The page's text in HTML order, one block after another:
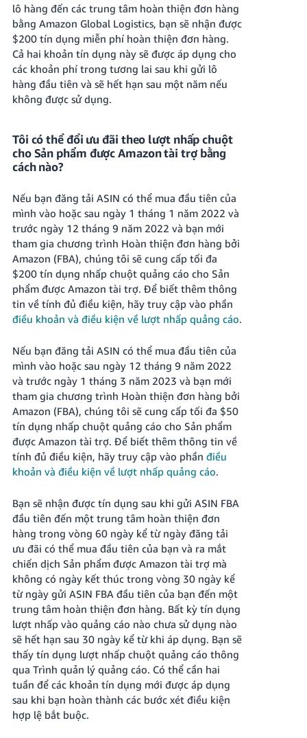
lô hàng đến các trung tâm hoàn thiện đơn hàng
bằng Amazon Global Logistics, bạn sẽ nhận được
$200 tín dụng miễn phí hoàn thiện đơn hàng.
Cả hai khoản tín dụng này sẽ được áp dụng cho
các khoản phí trong tương lai sau khi gửi lô
hàng đầu tiên và sẽ hết hạn sau một năm nếu
không được sử dụng.
Tôi có thể đổi ưu đãi theo lượt nhấp chuột
cho Sản phẩm được Amazon tài trợ bằng
cách nào?
Nếu bạn đăng tải ASIN có thể mua đầu tiên của
mình vào hoặc sau ngày 1 tháng 1 năm 2022 và
trước ngày 12 tháng 9 năm 2022 và bạn mới
tham gia chương trình Hoàn thiện đơn hàng bởi
Amazon (FBA), chúng tôi sẽ cung cấp tối đa
$200 tín dụng nhấp chuột quảng cáo cho Sản
phẩm được Amazon tài trợ. Để biết thêm thông
tin về tính đủ điều kiện, hãy truy cập vào phần
điều khoản và điều kiện về lượt nhấp quảng cáo.
Nếu bạn đăng tải ASIN có thể mua đầu tiên của
mình vào hoặc sau ngày 12 tháng 9 năm 2022
và trước ngày 1 tháng 3 năm 2023 và bạn mới
tham gia chương trình Hoàn thiện đơn hàng bởi
Amazon (FBA), chúng tôi sẽ cung cấp tối đa $50
tín dụng nhấp chuột quảng cáo cho Sản phẩm
được Amazon tài trợ. Để biết thêm thông tin về
tính đủ điều kiện, hãy truy cập vào phần điều
khoản và điều kiện về lượt nhấp quảng cáo.
Bạn sẽ nhận được tín dụng sau khi gửi ASIN FBA
đầu tiên đến một trung tâm hoàn thiện đơn
hàng trong vòng 60 ngày kể từ ngày đăng tải
ưu đãi có thể mua đầu tiên của bạn và ra mắt
chiến dịch Sản phẩm được Amazon tài trợ mà
không có ngày kết thúc trong vòng 30 ngày kể
từ ngày gửi ASIN FBA đầu tiên của bạn đến một
trung tâm hoàn thiện đơn hàng. Bất kỳ tín dụng
lượt nhấp vào quảng cáo nào chưa sử dụng nào
sẽ hết hạn sau 30 ngày kể từ khi áp dụng. Bạn sẽ
thấy tín dụng lượt nhấp chuột quảng cáo thông
qua Trình quản lý quảng cáo. Có thể cần hai
tuần để các khoản tín dụng mới được áp dụng
sau khi bạn hoàn thành các bước xét điều kiện
hợp lệ bắt buộc.